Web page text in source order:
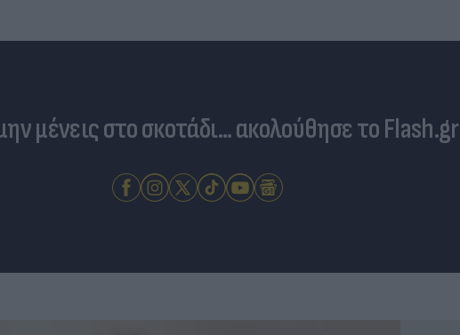
μένεις στο σκοτάδι... ακολούθησε το Flash.gr